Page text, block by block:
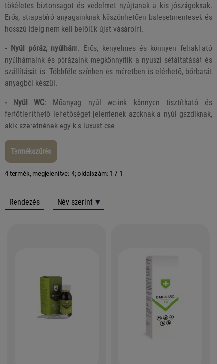
tökéletes biztonságot és védelmet nyújtanak a kis jószágoknak.
Erős, strapabíró anyagainknak köszönhetően balesetmentesek és
hosszú ideig nem kell belőlük újat vásárolni.
- Nyúl póráz, nyúlhám: Erős, kényelmes és könnyen felrakható
nyúlhámaink és pórázaink megkönnyítik a nyuszi sétáltatását és
szállítását is. Többféle színben és méretben is elérhető, bőrbarát
anyagból készül.
- Nyúl WC: Műanyag nyúl wc-ink könnyen tisztítható és
fertőtleníthető lehetőséget jelentenek azoknak a nyúl gazdiknak,
akik szeretnének egy kis luxust cse
Termékszűrés
4 termék, megjelenítve: 4; oldalszám: 1 / 1
Rendezés Név szerint